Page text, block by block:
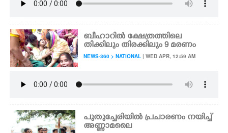
ബീഹാറിൽ ക്ഷേത്രത്തിലെ
തിക്കിലും തിരക്കിലും 9 മരണം
NEWS-360 > NATIONAL | WED APR, 12:59 AM
പുതുച്ചേരിയിൽ പ്രചാരണം നയിച്ച്
അണ്ണാമലൈ